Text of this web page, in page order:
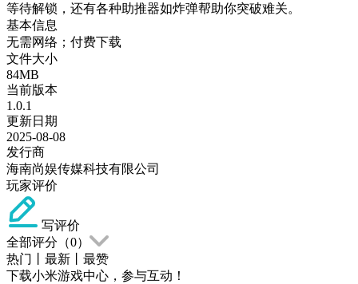
等待解锁，还有各种助推器如炸弹帮助你突破难关。
基本信息
无需网络；付费下载
文件大小
84MB
当前版本
1.0.1
更新日期
2025-08-08
发行商
海南尚娱传媒科技有限公司
玩家评价
写评价
全部评分（0）
热门
最新
最赞
下载小米游戏中心，参与互动！